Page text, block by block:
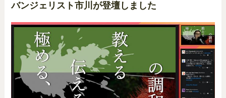
バンジェリスト市川が登壇しました